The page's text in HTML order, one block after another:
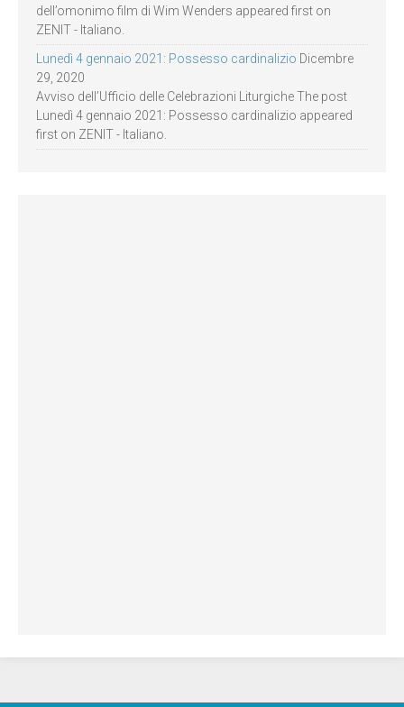
dell’omonimo film di Wim Wenders appeared first on
ZENIT - Italiano.
Lunedì 4 gennaio 2021: Possesso cardinalizio Dicembre
29, 2020
Avviso dell’Ufficio delle Celebrazioni Liturgiche The post
Lunedì 4 gennaio 2021: Possesso cardinalizio appeared
first on ZENIT - Italiano.